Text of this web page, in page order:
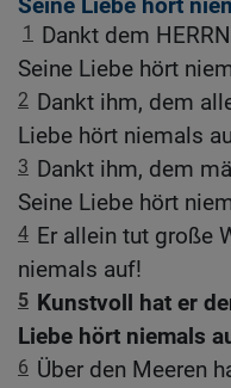
Seine Liebe hört
1
Dankt dem
Seine Liebe hört
2 Dankt ihm, dem
Liebe hört niemals
3 Dankt ihm, dem
Seine Liebe hört
4 Er allein tut große
niemals auf!
5 Kunstvoll hat er
Liebe hört niemals
6 Über den Meeren